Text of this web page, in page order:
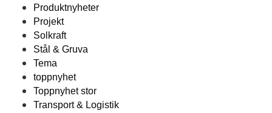
Produktnyheter
Projekt
Solkraft
Stål & Gruva
Tema
toppnyhet
Toppnyhet stor
Transport & Logistik